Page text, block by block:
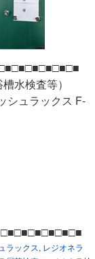
水検査等）
シュラックス F-
ラックス, レジオネラ